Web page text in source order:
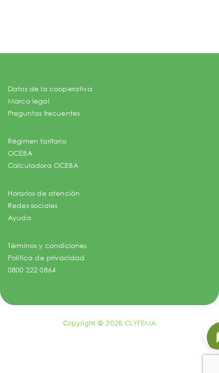
Datos de la cooperativa
Marco legal
Preguntas frecuentes
Régimen tarifario
OCEBA
Calculadora OCEBA
Horarios de atención
Redes sociales
Ayuda
Términos y condiciones
Política de privacidad
0800 222 0864
Copyright © 2026CLYFEMA